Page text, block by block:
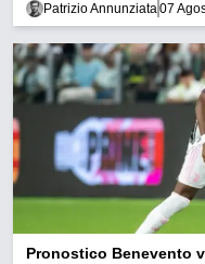
Patrizio Annunziata07
Pronostico Benevento